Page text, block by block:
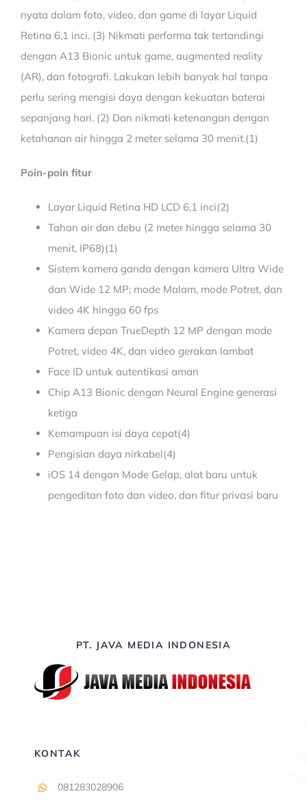
nyata dalam foto, video, dan game di layar Liquid
Retina 6,1 inci. (3) Nikmati performa tak tertandingi
dengan A13 Bionic untuk game, augmented reality
(AR), dan fotografi. Lakukan lebih banyak hal tanpa
perlu sering mengisi daya dengan kekuatan baterai
sepanjang hari. (2) Dan nikmati ketenangan dengan
ketahanan air hingga 2 meter selama 30 menit.(1)
Poin-poin fitur
Layar Liquid Retina HD LCD 6,1 inci(2)
Tahan air dan debu (2 meter hingga selama 30
menit, IP68)(1)
Sistem kamera ganda dengan kamera Ultra Wide
dan Wide 12 MP; mode Malam, mode Potret, dan
video 4K hingga 60 fps
Kamera depan TrueDepth 12 MP dengan mode
Potret, video 4K, dan video gerakan lambat
Face ID untuk autentikasi aman
Chip A13 Bionic dengan Neural Engine generasi
ketiga
Kemampuan isi daya cepat(4)
Pengisian daya nirkabel(4)
iOS 14 dengan Mode Gelap, alat baru untuk
pengeditan foto dan video, dan fitur privasi baru
PT. JAVA MEDIA INDONESIA
KONTAK
081283028906